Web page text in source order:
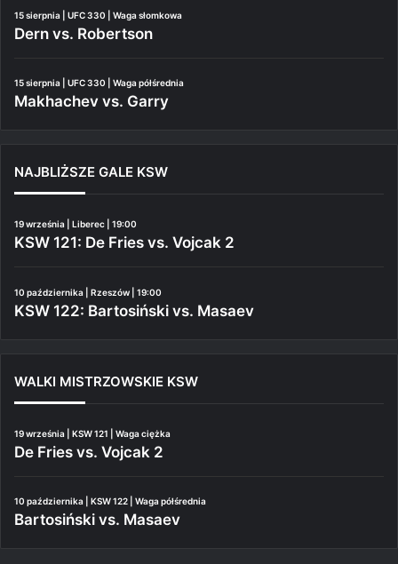
15 sierpnia | UFC 330 | Waga słomkowa
Dern vs. Robertson
15 sierpnia | UFC 330 | Waga półśrednia
Makhachev vs. Garry
NAJBLIŻSZE GALE KSW
19 września | Liberec | 19:00
KSW 121: De Fries vs. Vojcak 2
10 października | Rzeszów | 19:00
KSW 122: Bartosiński vs. Masaev
WALKI MISTRZOWSKIE KSW
19 września | KSW 121 | Waga ciężka
De Fries vs. Vojcak 2
10 października | KSW 122 | Waga półśrednia
Bartosiński vs. Masaev